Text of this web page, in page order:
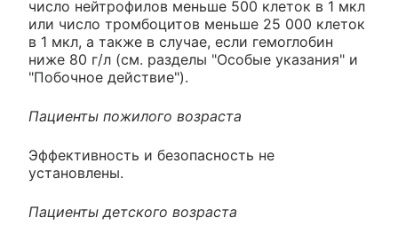
число нейтрофилов меньше 500 клеток в 1 мкл
или число тромбоцитов меньше 25 000 клеток
в 1 мкл, а также в случае, если гемоглобин
ниже 80 г/л (см. разделы "Особые указания" и
"Побочное действие").
Пациенты пожилого возраста
Эффективность и безопасность не
установлены.
Пациенты детского возраста